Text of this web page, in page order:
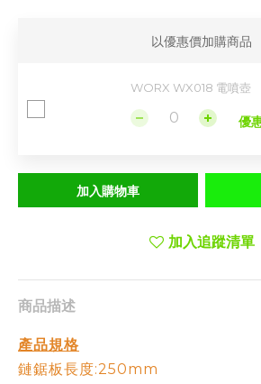
以優惠價加購商品
WORX WX018 電噴壺
優
加入購物車
加入追蹤清單
商品描述
產品規格
鏈鋸板長度:250mm